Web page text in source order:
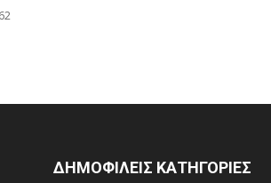
ΔΗΜΟΦΙΛΕΙΣ ΚΑΤΗΓΟΡΙΕΣ